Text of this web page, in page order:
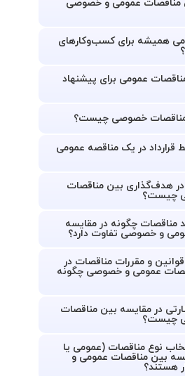
مناقصات عمومی و خصوصی
همیشه برای کسب‌وکارهای
عمومی برای پیشنهاد
مناقصات خصوصی چیست؟
قرارداد در یک مناقصه عمومی
هدف‌گذاری بین مناقصات
چیست؟
مناقصات چگونه در مقایسه
و خصوصی تفاوت دارد؟
و مقررات مناقصات در
عمومی و خصوصی چگونه
در مقایسه بین مناقصات
چیست؟
نوع مناقصات (عمومی یا
بین مناقصات عمومی و
هستند؟